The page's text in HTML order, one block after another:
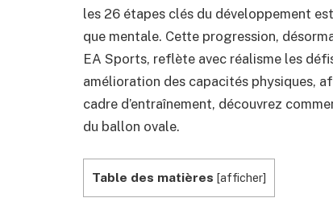
les 26 étapes clés du développement
que mentale. Cette progression,
EA Sports, reflète avec réalisme les
amélioration des capacités physiques,
cadre d’entraînement, découvrez
du ballon ovale.
Table des matières [afficher]